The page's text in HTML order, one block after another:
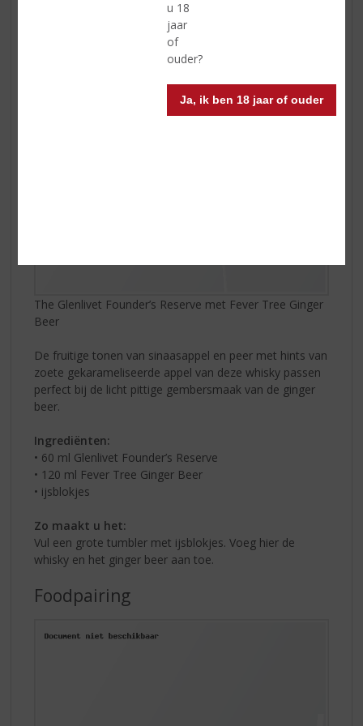
u 18
jaar
of
ouder?
Ja, ik ben 18 jaar of ouder
Vooral de jonge consument is erg gecharmeerd van
deze combinatie en ook vrouwen weten deze mix wel
The Glenlivet Founder’s Reserve met Fever Tree Ginger
Beer
De fruitige tonen van sinaasappel en peer met hints van
zoete gekarameliseerde appel van deze whisky passen
perfect bij de licht pittige gembersmaak van de ginger
beer.
Ingrediënten:
• 60 ml Glenlivet Founder’s Reserve
• 120 ml Fever Tree Ginger Beer
• ijsblokjes
Zo maakt u het:
Vul een grote tumbler met ijsblokjes. Voeg hier de
whisky en het ginger beer aan toe.
Foodpairing